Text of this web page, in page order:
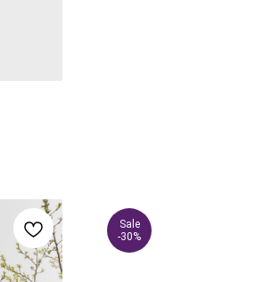
Sale
-30%